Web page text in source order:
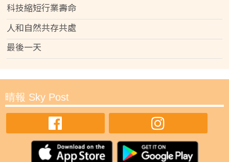
科技縮短行業壽命
人和自然共存共處
最後一天
晴報 Sky Post